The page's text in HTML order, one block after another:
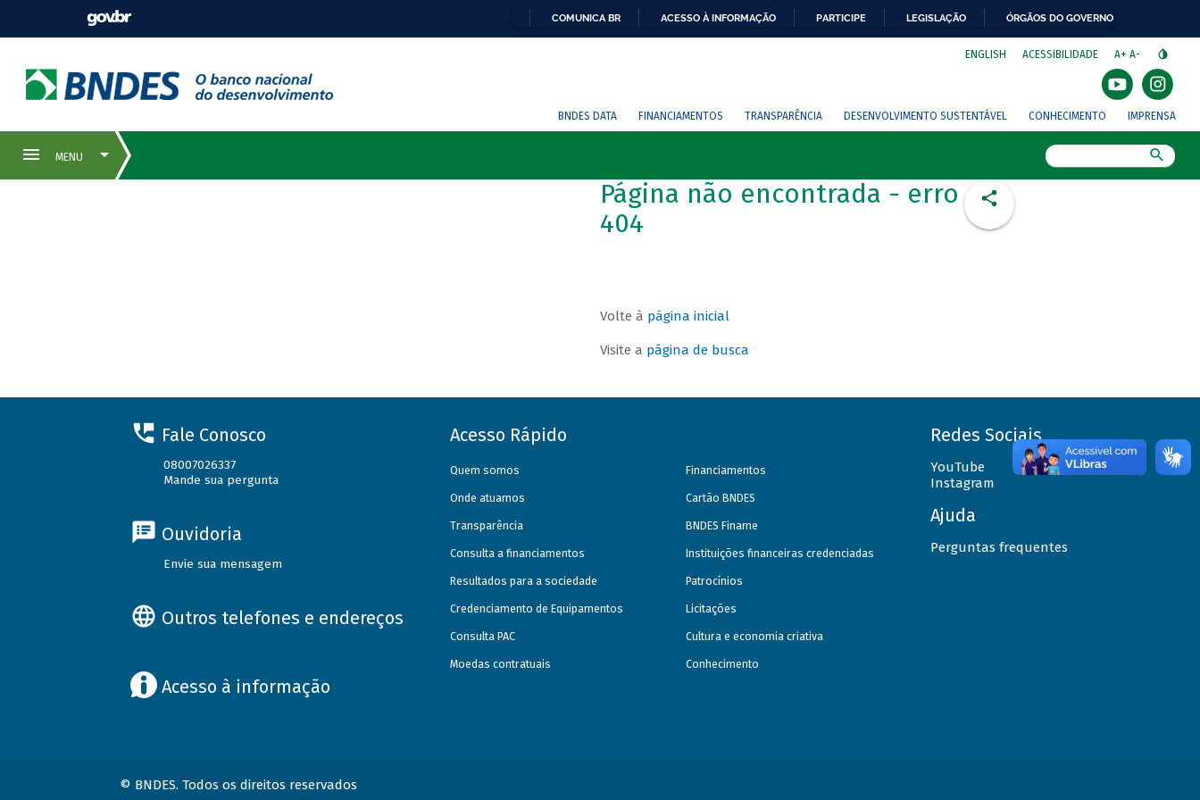
COMUNICA BR ACESSO À INFORMAÇÃO PARTICIPE LEGISLAÇÃO ÓRGÃOS DO GOVERNO
ENGLISH ACESSIBILIDADE A+ A-
BNDES DATA FINANCIAMENTOS TRANSPARÊNCIA DESENVOLVIMENTO SUSTENTÁVEL CONHECIMENTO IMPRENSA
Página não encontrada - erro
404
Volte à página inicial
Visite a página de busca
Fale Conosco
08007026337
Mande sua pergunta
Ouvidoria
Envie sua mensagem
Outros telefones e endereços
Acesso à informação
Acesso Rápido
Quem somos
Onde atuamos
Transparência
Consulta a financiamentos
Resultados para a sociedade
Credenciamento de Equipamentos
Consulta PAC
Moedas contratuais
Financiamentos
Cartão BNDES
BNDES Finame
Instituições financeiras credenciadas
Patrocínios
Licitações
Cultura e economia criativa
Conhecimento
Redes Sociais
YouTube
Instagram
Ajuda
Perguntas frequentes
© BNDES. Todos os direitos reservados